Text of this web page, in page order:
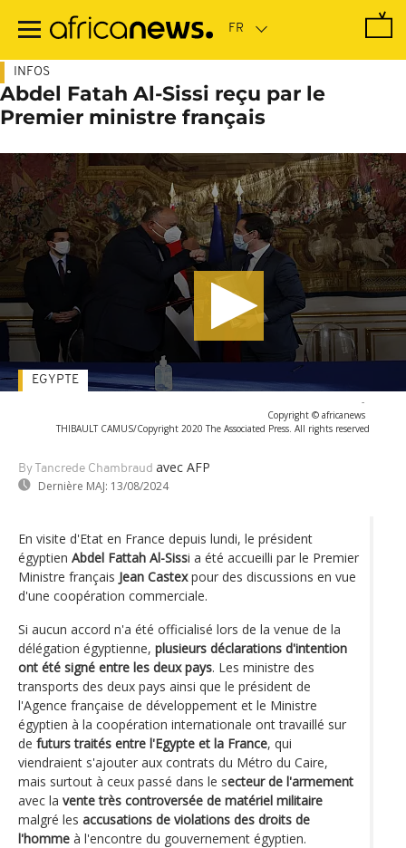
contenu
INFOS
Abdel Fatah Al-Sissi reçu par le
Premier ministre français
-
Copyright © africanews
THIBAULT CAMUS/Copyright 2020 The Associated Press. All rights reserved
By Tancrede Chambraud avec AFP
Dernière MAJ: 13/08/2024
EGYPTE
En visite d'Etat en France depuis lundi, le président
égyptien Abdel Fattah Al-Sissi a été accueilli par le Premier
Ministre français Jean Castexpour des discussions en vue
d'une coopération commerciale.
Si aucun accord n'a été officialisé lors de la venue de la
délégation égyptienne, plusieurs déclarations d'intention
ont été signé entre les deux pays. Les ministre des
transports des deux pays ainsi que le président de
l'Agence française de développement et le Ministre
égyptien à la coopération internationale ont travaillé sur
de futurs traités entre l'Egypte et la France, qui
viendraient s'ajouter aux contrats du Métro du Caire,
mais surtout à ceux passé dans le secteur de l'armement
avec la vente très controversée de matériel militaire
malgré les accusations de violations des droits de
l'homme à l'encontre du gouvernement égyptien.